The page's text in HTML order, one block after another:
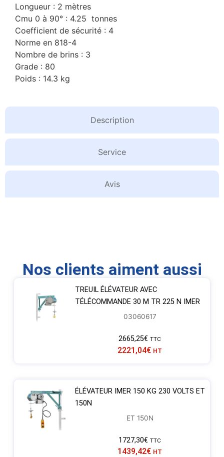
Description
Service
Avis
Longueur : 2 mètres
Cmu 0 à 90° : 4.25 tonnes
Coefficient de sécurité : 4
Norme en 818-4
Nombre de brins : 3
Grade : 80
Poids : 14.3 kg
Nos clients aiment aussi
TREUIL ÉLÉVATEUR AVEC
TÉLÉCOMMANDE 30 M TR 225 N IMER
03060617
2665,25€ TTC
2221,04€ HT
ÉLÉVATEUR IMER 150 KG 230 VOLTS ET
150N
ET 150N
1727,30€ TTC
1439,42€ HT